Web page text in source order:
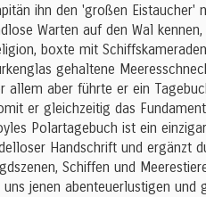
ihn den 'großen Eistaucher'
Warten auf den Wal
boxte mit
gehaltene
allem aber führte er ein
er gleichzeitig das
Polartagebuch ist ein
Handschrift und ergänzt
Schiffen und
uns jenen abenteuerlustigen und